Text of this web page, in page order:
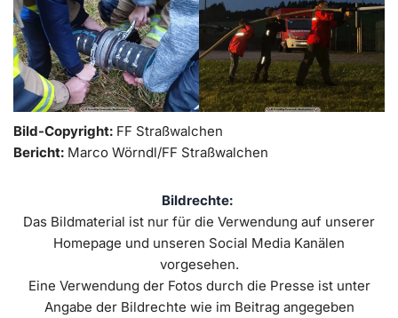
Bild-Copyright: FF Straßwalchen
Bericht: Marco Wörndl/FF Straßwalchen
Bildrechte:
Das Bildmaterial ist nur für die Verwendung auf unserer
Homepage und unseren Social Media Kanälen
vorgesehen.
Eine Verwendung der Fotos durch die Presse ist unter
Angabe der Bildrechte wie im Beitrag angegeben